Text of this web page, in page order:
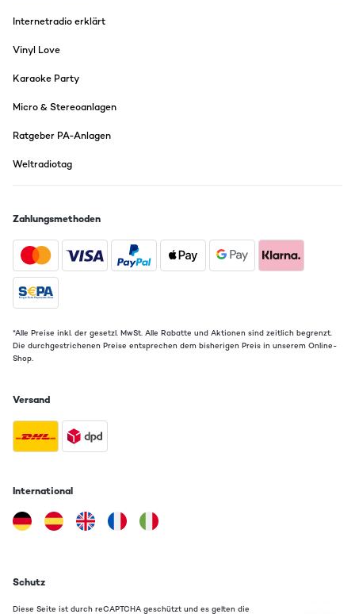
Internetradio erklärt
Vinyl Love
Karaoke Party
Micro & Stereoanlagen
Ratgeber PA-Anlagen
Weltradiotag
Zahlungsmethoden
*Alle Preise inkl. der gesetzl. MwSt. Alle Rabatte und Aktionen sind zeitlich begrenzt.
Die durchgestrichenen Preise entsprechen dem bisherigen Preis in unserem Online-
Shop.
Versand
International
Schutz
Diese Seite ist durch reCAPTCHA geschützt und es gelten die